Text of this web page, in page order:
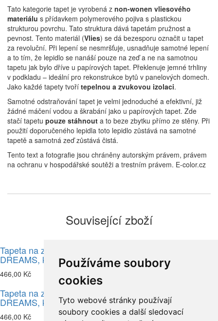
Používáme soubory
cookies
Tyto webové stránky používají
soubory cookies a další sledovací
Tato kategorie tapet je vyrobená z non-wonen vliesového
materiálu s přídavkem polymerového pojiva s plastickou
strukturou povrchu. Tato struktura dává tapetám pružnost a
pevnost. Tento materiál (Vlies) se dá bezesporu označit u tapet
za revoluční. Při lepení se nesmršťuje, usnadňuje samotné lepení
a to tím, že lepidlo se nanáší pouze na zeď a ne na samotnou
tapetu jak bylo dříve u papírových tapet. Překlenuje jemné trhliny
v podkladu – ideální pro rekonstrukce bytů v panelových domech.
Jako každé tapety tvoří tepelnou a zvukovou izolaci.
Samotné odstraňování tapet je velmi jednoduché a efektivní, již
žádné máčení vodou a škrabání jako u papírových tapet. Zde
stačí tapetu pouze stáhnout a to beze zbytku přímo ze stěny. Při
použití doporučeného lepidla toto lepidlo zůstává na samotné
tapetě a samotná zeď zůstává čistá.
Tento text a fotografie jsou chráněny autorským právem, právem
na ochranu v hospodářské soutěži a trestním právem. E-color.cz
Související zboží
Tapeta na zeď, FOREST
DREAMS, kvítí fialová
466,00 Kč
DREAMS, kvítí modrá
Tapeta na zeď, FOREST
DREAMS, kvítí žlutá
466,00 Kč